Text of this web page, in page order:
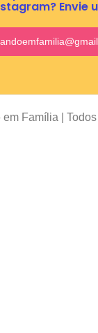
Envie
Família |